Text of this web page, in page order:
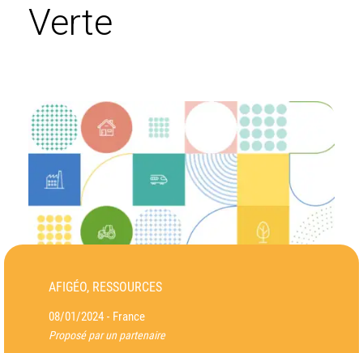
Verte
AFIGÉO, RESSOURCES
08/01/2024 - France
Proposé par un partenaire